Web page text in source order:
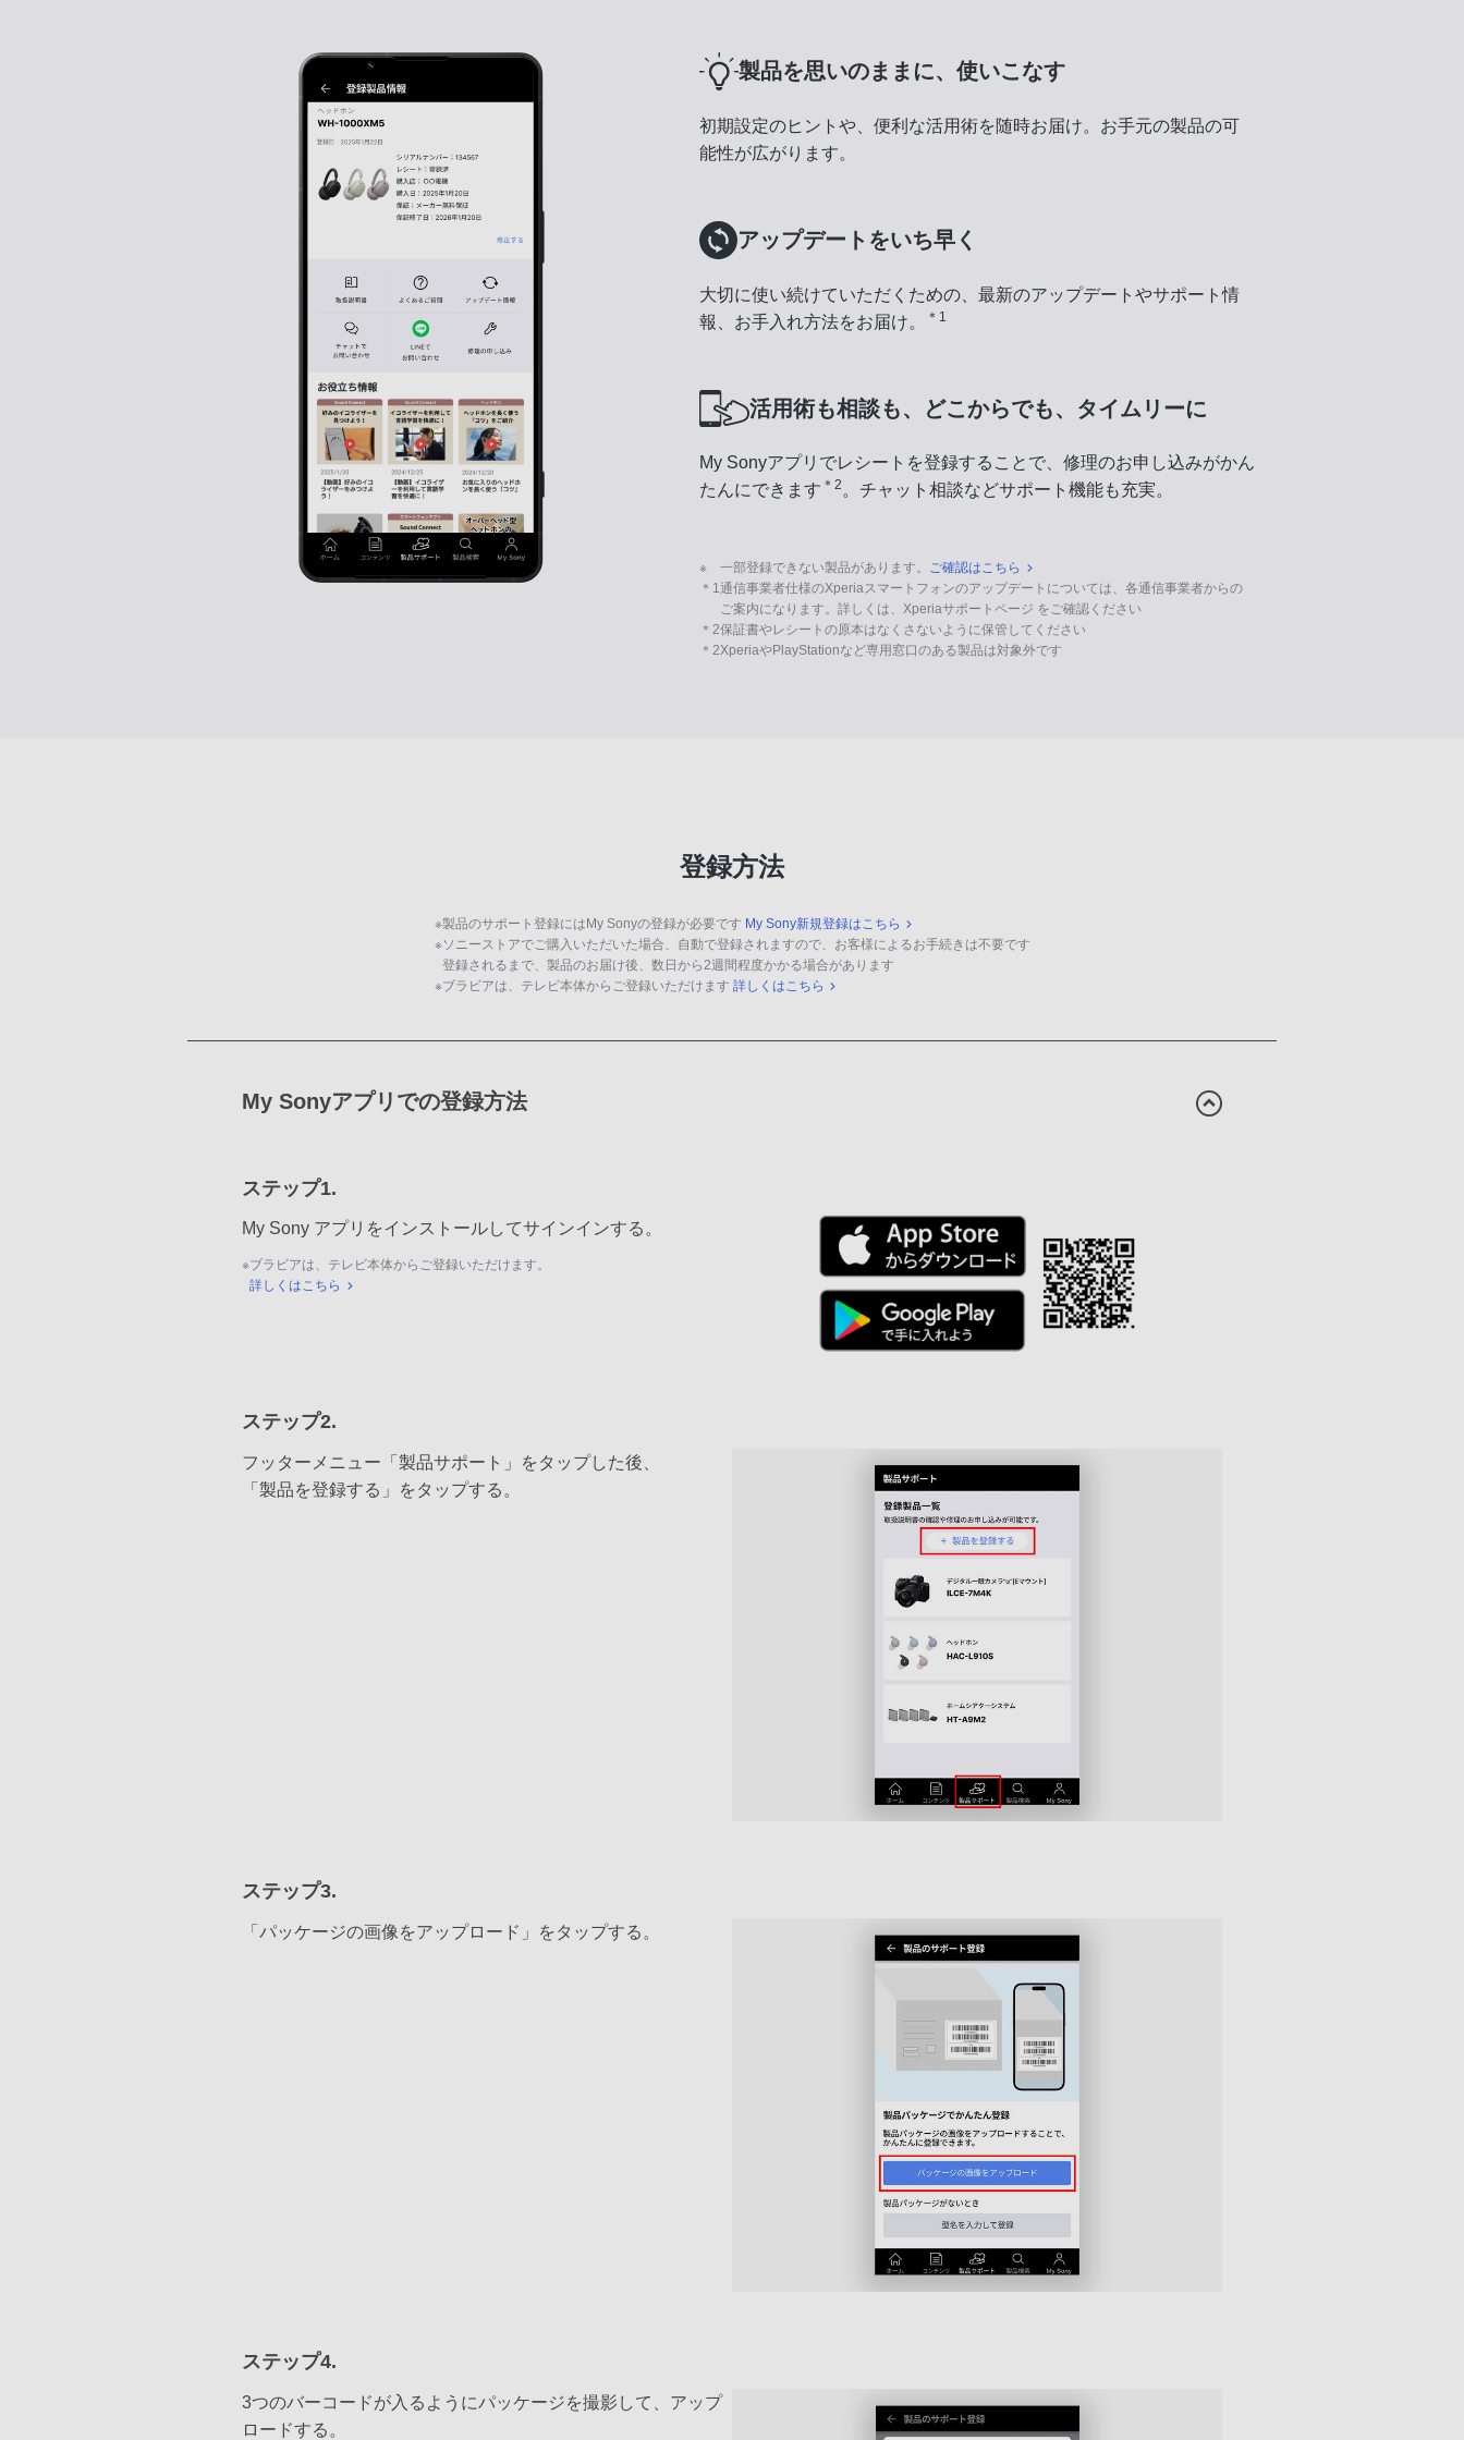
製品を思いのままに、使いこなす
初期設定のヒントや、便利な活用術を随時お届け。お手元の製品の可
能性が広がります。
アップデートをいち早く
大切に使い続けていただくための、最新のアップデートやサポート情
報、お手入れ方法をお届け。
＊1
活用術も相談も、どこからでも、 タイムリーに
My Sonyアプリでレシートを登録することで、修理のお申し込みがかん
たんにできます ＊2 。チャット相談などサポート機能も充実。
※ 一部登録できない製品があります。 ご確認はこちら
＊1通信事業者仕様のXperiaスマートフォンのアップデートについては、各通信事業者からの
ご案内になります。詳しくは、Xperiaサポートページ をご確認ください
＊2保証書やレシートの原本はなくさないように保管してください
＊2XperiaやPlayStationなど専用窓口のある製品は対象外です
登録方法
※製品のサポート登録にはMy Sonyの登録が必要です My Sony新規登録はこちら
※ソニーストアでご購入いただいた場合、自動で登録されますので、お客様によるお手続きは不要です
登録されるまで、製品のお届け後、数日から2週間程度かかる場合があります
※ブラビアは、テレビ本体からご登録いただけます 詳しくはこちら
My Sonyアプリでの登録方法
ステップ1.
My Sony アプリをインストールしてサインインする。
※ブラビアは、テレビ本体からご登録いただけます。
詳しくはこちら
ステップ2.
フッターメニュー「製品サポート」をタップした後、
「製品を登録する」をタップする。
ステップ3.
「パッケージの画像をアップロード」をタップする。
ステップ4.
3つのバーコードが入るようにパッケージを撮影して、アップ
ロードする。